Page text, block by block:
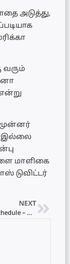
அடுத்து,
வரும்
இல்லை
மாளிகை
டுவிட்டர்
NEXT
Power Cut Schedule – மின்வெட்டு அட்டவணை 13.06.2022